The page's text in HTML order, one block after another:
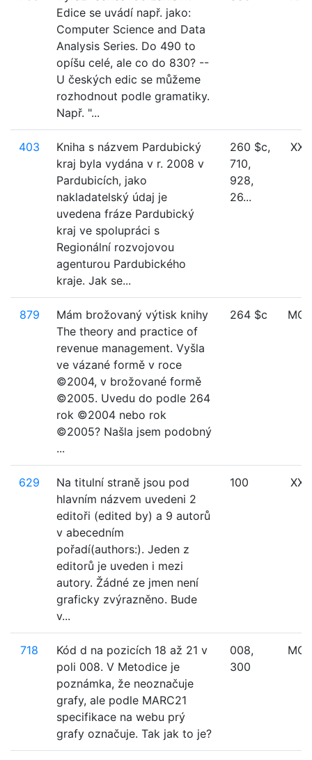
Edice se uvádí např. jako:
Computer Science and Data
Analysis Series. Do 490 to
opíšu celé, ale co do 830? --
U českých edic se můžeme
rozhodnout podle gramatiky.
Např. "...
403
Kniha s názvem Pardubický
kraj byla vydána v r. 2008 v
Pardubicích, jako
nakladatelský údaj je
uvedena fráze Pardubický
kraj ve spolupráci s
Regionální rozvojovou
agenturou Pardubického
kraje. Jak se...
260 $c,
710,
928,
26...
XXX
879
Mám brožovaný výtisk knihy
The theory and practice of
revenue management. Vyšla
ve vázané formě v roce
©2004, v brožované formě
©2005. Uvedu do podle 264
rok ©2004 nebo rok
©2005? Našla jsem podobný
...
264 $c
629
Na titulní straně jsou pod
hlavním názvem uvedeni 2
editoři (edited by) a 9 autorů
v abecedním
pořadí(authors:). Jeden z
editorů je uveden i mezi
autory. Žádné ze jmen není
graficky zvýrazněno. Bude
v...
100 XXX
718
Kód d na pozicích 18 až 21 v
poli 008. V Metodice je
poznámka, že neoznačuje
grafy, ale podle MARC21
specifikace na webu prý
grafy označuje. Tak jak to je?
008,
300